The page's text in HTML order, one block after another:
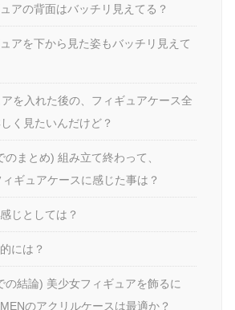
アの背面はバッチリ見えてる？
アを下から見た姿もバッチリ見えて
を入れた後の、フィギュアケース全
く見たいんだけど？
のまとめ) 組み立て終わって、
ギュアケースに感じた事は？
じとしては？
には？
の結論) 美少女フィギュアを飾るに
のアクリルケースは最適か？